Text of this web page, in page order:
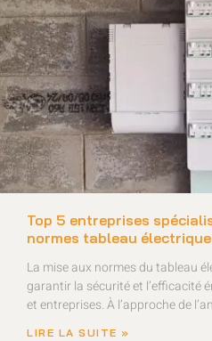
Top 5 entreprises
normes tableau électrique
La mise aux normes du tableau
garantir la sécurité et l’efficacité
et entreprises. À l’approche de
LIRE LA SUITE »